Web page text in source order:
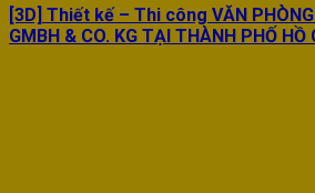
[3D] Thiết kế – Thi công VĂN
GMBH & CO. KG TẠI THÀNH PHỐ HỒ